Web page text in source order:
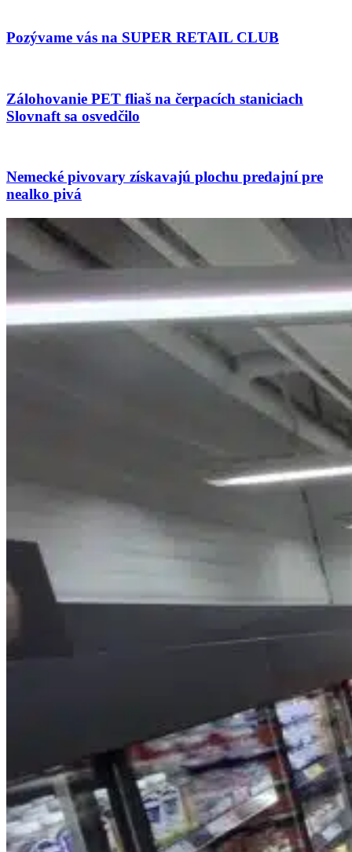
Pozývame vás na SUPER RETAIL CLUB
Zálohovanie PET fliaš na čerpacích staniciach
Slovnaft sa osvedčilo
Nemecké pivovary získavajú plochu predajní pre
nealko pivá